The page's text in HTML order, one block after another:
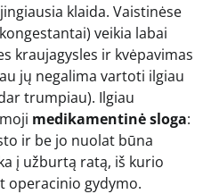
klaida. Vaistinėse
veikia labai
kraujagysles ir kvėpavimas
jų negalima vartoti ilgiau
trumpiau). Ilgiau
medikamentinė sloga:
ir be jo nuolat būna
į užburtą ratą, iš kurio
operacinio gydymo.